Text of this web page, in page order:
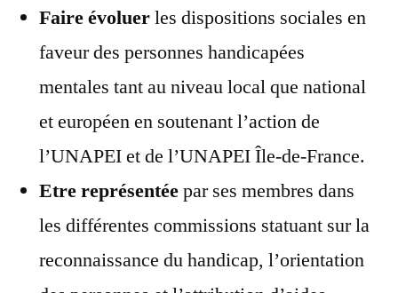
Faire évoluerles dispositions sociales en
faveur des personnes handicapées
mentales tant au niveau local que national
et européen en soutenant l’action de
l’UNAPEI et de l’UNAPEI Île-de-France.
Etre représentéepar ses membres dans
les différentes commissions statuant sur la
reconnaissance du handicap, l’orientation